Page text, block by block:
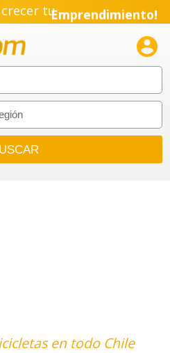
tuEmprendimiento!

en todo Chile